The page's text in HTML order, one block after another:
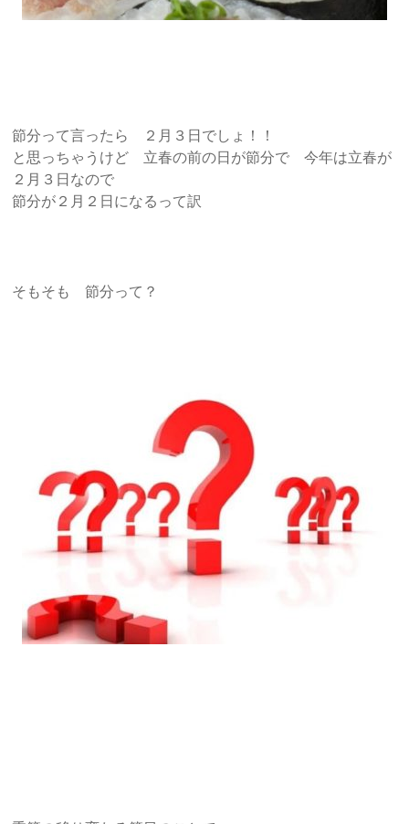
節分って言ったら ２月３日でしょ！！
と思っちゃうけど 立春の前の日が節分で 今年は立春が
２月３日なので
節分が２月２日になるって訳
そもそも 節分って？